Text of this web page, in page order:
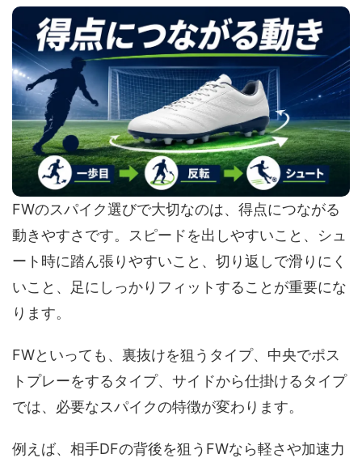
FWのスパイク選びで大切なのは、得点につながる
動きやすさです。スピードを出しやすいこと、シュ
ート時に踏ん張りやすいこと、切り返しで滑りにく
いこと、足にしっかりフィットすることが重要にな
ります。
FWといっても、裏抜けを狙うタイプ、中央でポス
トプレーをするタイプ、サイドから仕掛けるタイプ
では、必要なスパイクの特徴が変わります。
例えば、相手DFの背後を狙うFWなら軽さや加速力